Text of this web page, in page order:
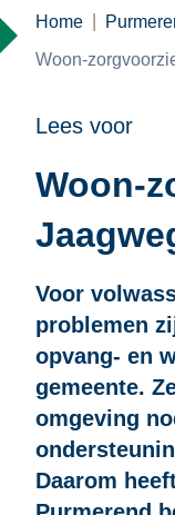
Home
Woon-
Lees voor
Woon-
Voor
problemen
opvang- en
gemeente.
omgeving
Daarom